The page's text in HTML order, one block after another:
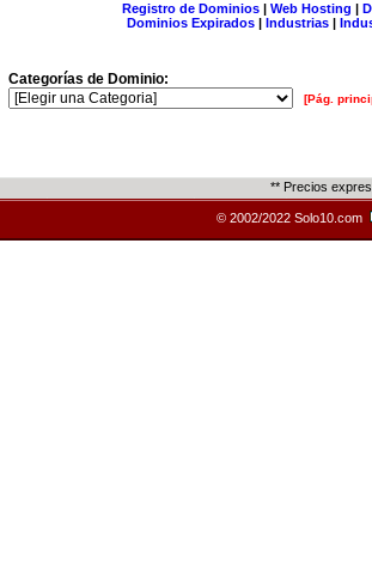
Registro de Dominios| Web Hosting |
Dominios Expirados | Industrias |
Categorías de Dominio:
[Pág.
** Precios
© 2002/2022 Solo10.com